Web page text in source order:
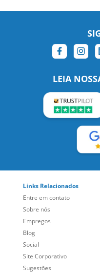
LEIA
Sobre nós
Empregos
Blog
Social
Site Corporativo
Sugestões
Folheto dos Cursos de
Idiomas